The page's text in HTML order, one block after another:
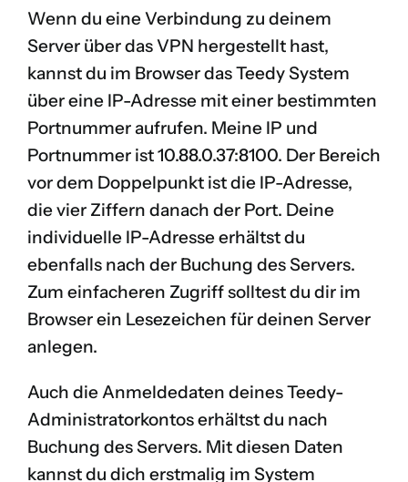
Wenn du eine Verbindung zu deinem
Server über das VPN hergestellt hast,
kannst du im Browser das Teedy System
über eine IP-Adresse mit einer bestimmten
Portnummer aufrufen. Meine IP und
Portnummer ist 10.88.0.37:8100. Der Bereich
vor dem Doppelpunkt ist die IP-Adresse,
die vier Ziffern danach der Port. Deine
individuelle IP-Adresse erhältst du
ebenfalls nach der Buchung des Servers.
Zum einfacheren Zugriff solltest du dir im
Browser ein Lesezeichen für deinen Server
anlegen.
Auch die Anmeldedaten deines Teedy-
Administratorkontos erhältst du nach
Buchung des Servers. Mit diesen Daten
kannst du dich erstmalig im System